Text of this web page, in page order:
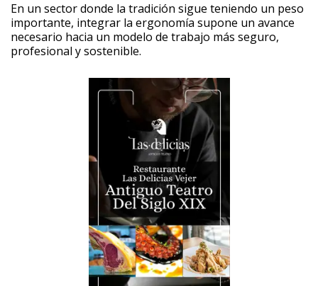
En un sector donde la tradición sigue teniendo un peso
importante, integrar la ergonomía supone un avance
necesario hacia un modelo de trabajo más seguro,
profesional y sostenible.